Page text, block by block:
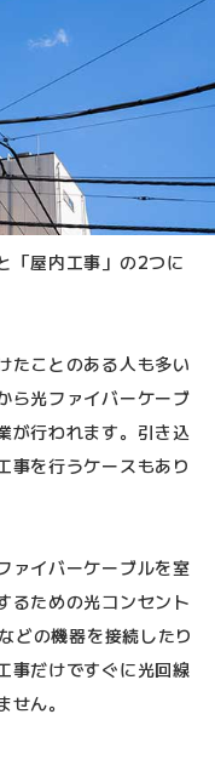
「屋内工事」の2つに
たことのある人も多い
ら光ファイバーケーブ
が行われます。引き込
事を行うケースもあり
ァイバーケーブルを室
るための光コンセント
どの機器を接続したり
事だけですぐに光回線
ん。